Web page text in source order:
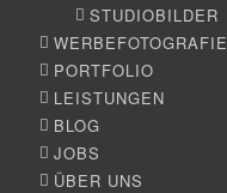
STUDIOBILDER
WERBEFOTOGRAFIE
PORTFOLIO
LEISTUNGEN
BLOG
JOBS
ÜBER UNS